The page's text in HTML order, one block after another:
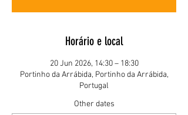
Horário e local
20 Jun 2026, 14:30 – 18:30
Portinho da Arrábida, Portinho da Arrábida,
Portugal
Other dates